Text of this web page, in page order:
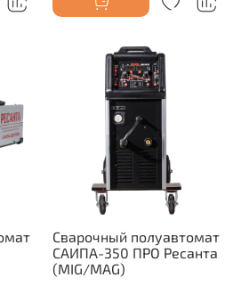
Сварочный полуавтомат
САИПА-350 ПРО Ресанта
(MIG/MAG)